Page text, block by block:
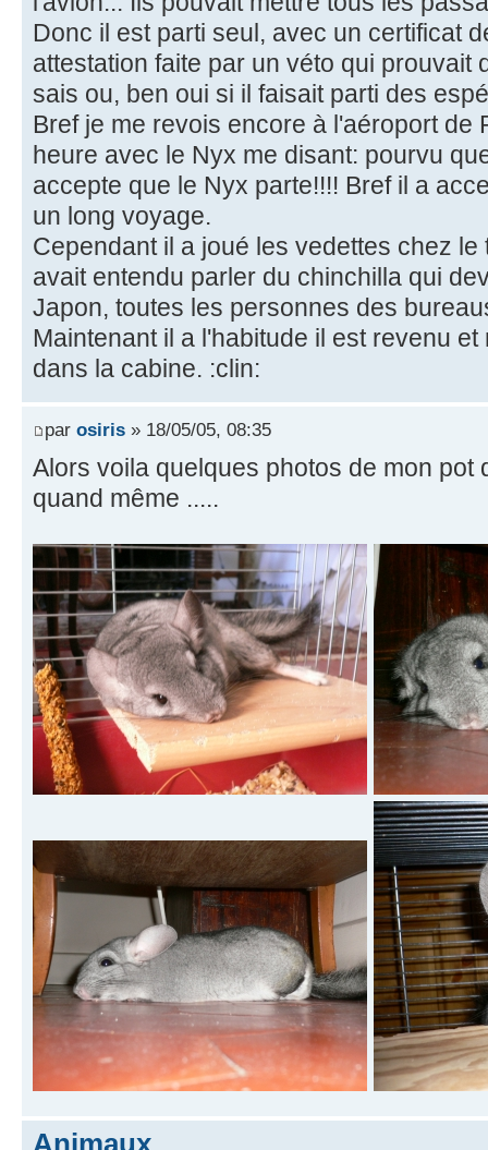
Donc il est parti seul, avec un certificat
attestation faite par un véto qui prouvait
sais ou, ben oui si il faisait parti des
Bref je me revois encore à l'aéroport de
heure avec le Nyx me disant: pourvu
accepte que le Nyx parte!!!! Bref il a
un long voyage.
Cependant il a joué les vedettes chez
avait entendu parler du chinchilla qui
Japon, toutes les personnes des
Maintenant il a l'habitude il est revenu
dans la cabine. :clin:
par osiris » 18/05/05, 08:35
Alors voila quelques photos de mon pot
quand même .....